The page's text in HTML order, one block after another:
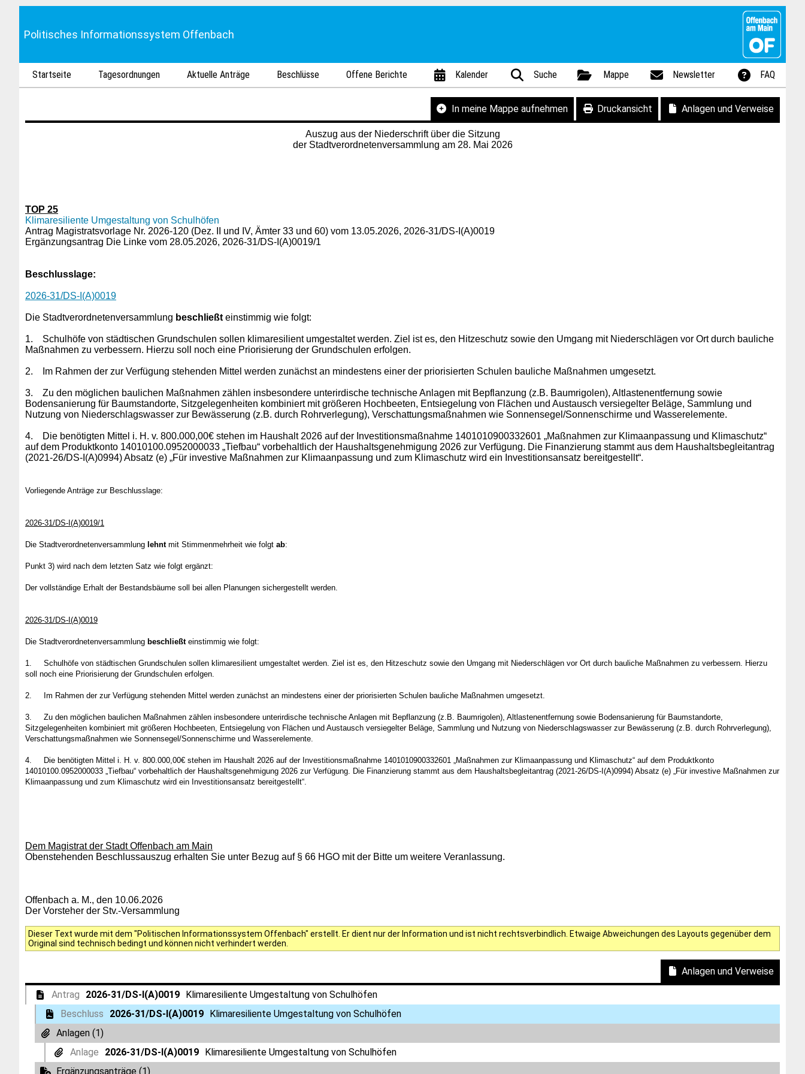
Politisches Informationssystem Offenbach
Startseite Tagesordnungen Aktuelle Anträge Beschlüsse Offene Berichte Kalender Suche Mappe Newsletter FAQ
In meine Mappe aufnehmen Druckansicht Anlagen und Verweise
Auszug aus der Niederschrift über die Sitzung
der Stadtverordnetenversammlung am 28. Mai 2026
TOP 25
Klimaresiliente Umgestaltung von Schulhöfen
Antrag Magistratsvorlage Nr. 2026-120 (Dez. II und IV, Ämter 33 und 60) vom 13.05.2026, 2026-31/DS-I(A)0019
Ergänzungsantrag Die Linke vom 28.05.2026, 2026-31/DS-I(A)0019/1
Beschlusslage:
2026-31/DS-I(A)0019
Die Stadtverordnetenversammlung beschließt einstimmig wie folgt:
1.
Schulhöfe von städtischen Grundschulen sollen klimaresilient umgestaltet werden. Ziel ist es, den Hitzeschutz sowie den Umgang mit Niederschlägen vor Ort durch bauliche
Maßnahmen zu verbessern. Hierzu soll noch eine Priorisierung der Grundschulen erfolgen.
2. Im Rahmen der zur Verfügung stehenden Mittel werden zunächst an mindestens einer der priorisierten Schulen bauliche Maßnahmen umgesetzt.
3.
Zu den möglichen baulichen Maßnahmen zählen insbesondere unterirdische technische Anlagen mit Bepflanzung (z.B. Baumrigolen), Altlastenentfernung sowie
Bodensanierung für Baumstandorte, Sitzgelegenheiten kombiniert mit größeren Hochbeeten, Entsiegelung von Flächen und Austausch versiegelter Beläge, Sammlung und
Nutzung von Niederschlagswasser zur Bewässerung (z.B. durch Rohrverlegung), Verschattungsmaßnahmen wie Sonnensegel/Sonnenschirme und Wasserelemente.
4.
Die benötigten Mittel i. H. v. 800.000,00€ stehen im Haushalt 2026 auf der Investitionsmaßnahme 1401010900332601 „Maßnahmen zur Klimaanpassung und Klimaschutz“
auf dem Produktkonto 14010100.0952000033 „Tiefbau“ vorbehaltlich der Haushaltsgenehmigung 2026 zur Verfügung. Die Finanzierung stammt aus dem Haushaltsbegleitantrag
(2021-26/DS-I(A)0994) Absatz (e) „Für investive Maßnahmen zur Klimaanpassung und zum Klimaschutz wird ein Investitionsansatz bereitgestellt“.
Vorliegende Anträge zur Beschlusslage:
2026-31/DS-I(A)0019/1
Die Stadtverordnetenversammlung lehntmit Stimmenmehrheit wie folgt ab:
Punkt 3) wird nach dem letzten Satz wie folgt ergänzt:
Der vollständige Erhalt der Bestandsbäume soll bei allen Planungen sichergestellt werden.
2026-31/DS-I(A)0019
Die Stadtverordnetenversammlung beschließteinstimmig wie folgt:
1.
Schulhöfe von städtischen Grundschulen sollen klimaresilient umgestaltet werden. Ziel ist es, den Hitzeschutz sowie den Umgang mit Niederschlägen vor Ort durch bauliche Maßnahmen zu verbessern. Hierzu
soll noch eine Priorisierung der Grundschulen erfolgen.
2. Im Rahmen der zur Verfügung stehenden Mittel werden zunächst an mindestens einer der priorisierten Schulen bauliche Maßnahmen umgesetzt.
3.
Zu den möglichen baulichen Maßnahmen zählen insbesondere unterirdische technische Anlagen mit Bepflanzung (z.B. Baumrigolen), Altlastenentfernung sowie Bodensanierung für Baumstandorte,
Sitzgelegenheiten kombiniert mit größeren Hochbeeten, Entsiegelung von Flächen und Austausch versiegelter Beläge, Sammlung und Nutzung von Niederschlagswasser zur Bewässerung (z.B. durch Rohrverlegung),
Verschattungsmaßnahmen wie Sonnensegel/Sonnenschirme und Wasserelemente.
4.
Die benötigten Mittel i. H. v. 800.000,00€ stehen im Haushalt 2026 auf der Investitionsmaßnahme 1401010900332601 „Maßnahmen zur Klimaanpassung und Klimaschutz“ auf dem Produktkonto
14010100.0952000033 „Tiefbau“ vorbehaltlich der Haushaltsgenehmigung 2026 zur Verfügung. Die Finanzierung stammt aus dem Haushaltsbegleitantrag (2021-26/DS-I(A)0994) Absatz (e) „Für investive Maßnahmen zur
Klimaanpassung und zum Klimaschutz wird ein Investitionsansatz bereitgestellt“.
Dem Magistrat der Stadt Offenbach am Main
Obenstehenden Beschlussauszug erhalten Sie unter Bezug auf § 66 HGO mit der Bitte um weitere Veranlassung.
Offenbach a. M., den 10.06.2026
Der Vorsteher der Stv.-Versammlung
Dieser Text wurde mit dem "Politischen Informationssystem Offenbach" erstellt. Er dient nur der Information und ist nicht rechtsverbindlich. Etwaige Abweichungen des Layouts gegenüber dem
Original sind technisch bedingt und können nicht verhindert werden.
Anlagen und Verweise
Antrag 2026-31/DS-I(A)0019
Klimaresiliente Umgestaltung von Schulhöfen
Beschluss
2026-31/DS-I(A)0019 Klimaresiliente Umgestaltung von Schulhöfen
Anlagen (1)
Anlage
2026-31/DS-I(A)0019
Klimaresiliente Umgestaltung von Schulhöfen
Ergänzungsanträge (1)